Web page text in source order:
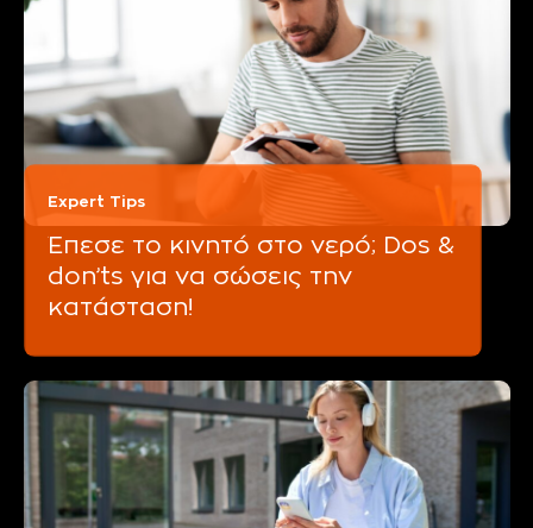
Expert Tips
Έπεσε το κινητό στο νερό; Dos &
don’ts για να σώσεις την
κατάσταση!